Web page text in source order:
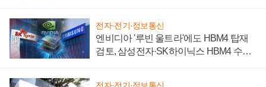
전자·전기·정보통신
엔비디아 '루빈 울트라'에도 HBM4 탑재
검토, 삼성전자·SK하이닉스 HBM4 수율
전자·전기·정보통신